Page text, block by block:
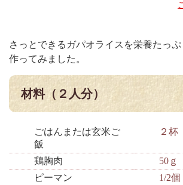
さっとできるガパオライスを栄養たっ
作ってみました。
材料（２人分）
ごはんまたは玄米ご
飯
２杯
鶏胸肉
50ｇ
ピーマン
1/2個